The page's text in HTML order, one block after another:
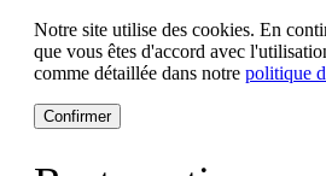
Notre site utilise des cookies. En
que vous êtes d'accord avec
comme détaillée dans notre politique
Confirmer